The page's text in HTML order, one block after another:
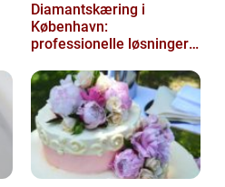
Diamantskæring i
København:
professionelle løsninger